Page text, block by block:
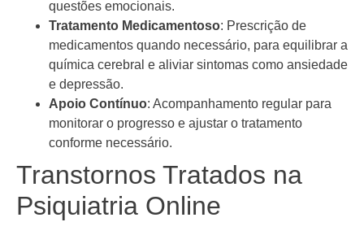
questões emocionais.
Tratamento Medicamentoso: Prescrição de
medicamentos quando necessário, para equilibrar a
química cerebral e aliviar sintomas como ansiedade
e depressão.
Apoio Contínuo: Acompanhamento regular para
monitorar o progresso e ajustar o tratamento
conforme necessário.
Transtornos Tratados na
Psiquiatria Online